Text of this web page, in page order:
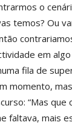
o
temos? Ou
em
fila de
momento,
“Mas que
mais